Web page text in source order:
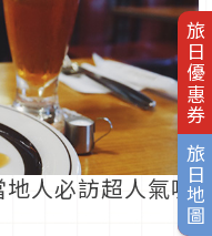
旅日優惠券
旅日地圖
人必訪超人氣咖